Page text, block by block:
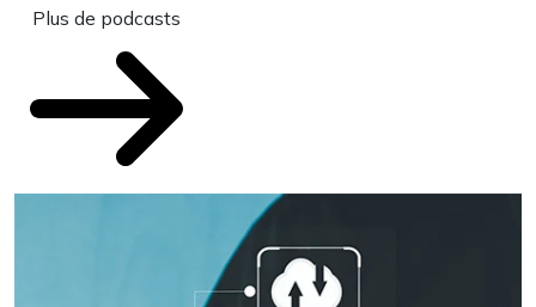
Plus de podcasts